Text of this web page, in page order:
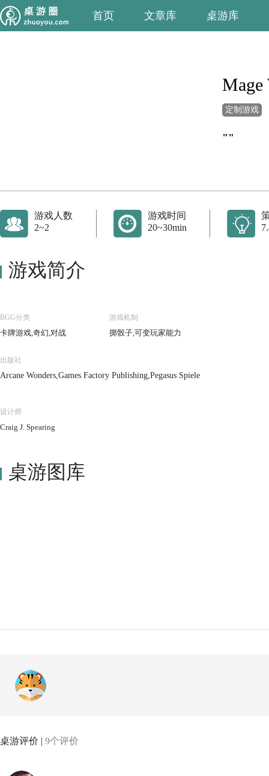
首页 文章库 桌游库
Mage
定制游戏
""
游戏人数
2~2
游戏时间
20~30min
游戏简介
BGG分类
卡牌游戏,奇幻,对战
游戏机制
掷骰子,可变玩家能力
出版社
Arcane Wonders,Games Factory Publishing,Pegasus Spiele
设计师
Craig J. Spearing
桌游图库
桌游评价 | 9个评价